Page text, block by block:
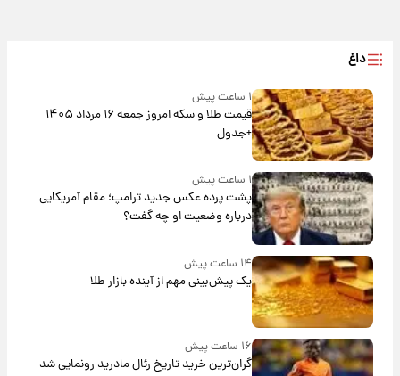
داغ
۱ ساعت پیش
قیمت طلا و سکه امروز جمعه ۱۶ مرداد ۱۴۰۵
+جدول
۱ ساعت پیش
پشت پرده عکس جدید ترامپ؛ مقام آمریکایی
درباره وضعیت او چه گفت؟
۱۴ ساعت پیش
یک پیش‌بینی مهم از آینده بازار طلا
۱۶ ساعت پیش
گران‌ترین خرید تاریخ رئال مادرید رونمایی شد